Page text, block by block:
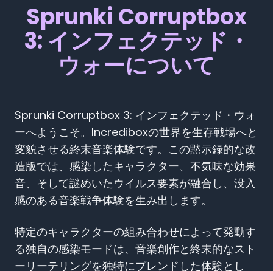
Sprunki Corruptbox
3: インフェクテッド・
ウォーについて
Sprunki Corruptbox 3: インフェクテッド・ウォ
ーへようこそ。Incrediboxの世界を生存戦場へと
変貌させる終末音楽体験です。この黙示録的な改
造版では、感染したキャラクター、不気味な効果
音、そして謎めいたウイルス要素が融合し、没入
感のある音楽戦争体験を生み出します。
特定のキャラクターの組み合わせによって発動す
る独自の感染モードは、音楽創作と終末的なスト
ーリーテリングを独特にブレンドした体験とし